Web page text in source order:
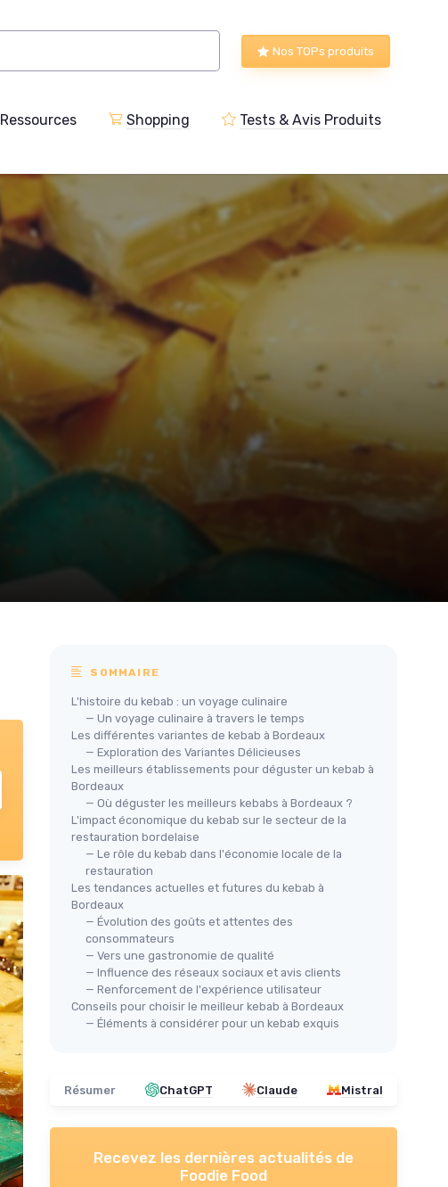
Nos TOPs produits
Ressources Shopping Tests & Avis Produits
SOMMAIRE
L'histoire du kebab : un voyage culinaire
— Un voyage culinaire à travers le temps
Les différentes variantes de kebab à Bordeaux
— Exploration des Variantes Délicieuses
Les meilleurs établissements pour déguster un kebab à
Bordeaux
— Où déguster les meilleurs kebabs à Bordeaux ?
L'impact économique du kebab sur le secteur de la
restauration bordelaise
— Le rôle du kebab dans l'économie locale de la
restauration
Les tendances actuelles et futures du kebab à
Bordeaux
— Évolution des goûts et attentes des
consommateurs
— Vers une gastronomie de qualité
— Influence des réseaux sociaux et avis clients
— Renforcement de l'expérience utilisateur
Conseils pour choisir le meilleur kebab à Bordeaux
— Éléments à considérer pour un kebab exquis
Résumer ChatGPT Claude Mistral
Recevez les dernières actualités de
Foodie Food